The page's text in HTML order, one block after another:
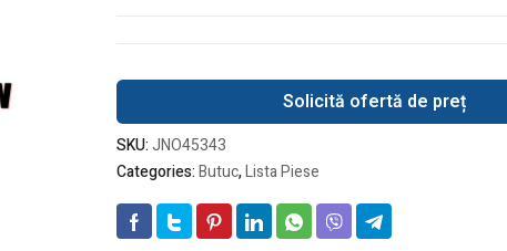
Solicită ofertă de preț
SKU:JNO45343
Categories:Butuc,Lista Piese